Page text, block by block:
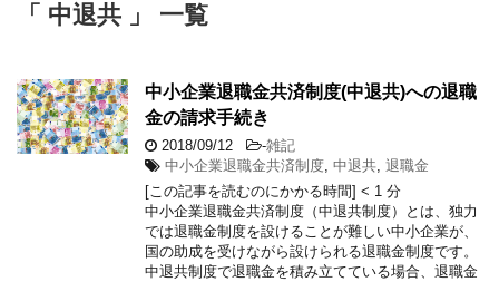
「 中退共 」 一覧
中小企業退職金共済制度(中退共)への退職
金の請求手続き
2018/09/12 -雑記
中小企業退職金共済制度, 中退共, 退職金
[この記事を読むのにかかる時間] < 1 分
中小企業退職金共済制度（中退共制度）とは、独力
では退職金制度を設けることが難しい中小企業が、
国の助成を受けながら設けられる退職金制度です。
中退共制度で退職金を積み立てている場合、退職金